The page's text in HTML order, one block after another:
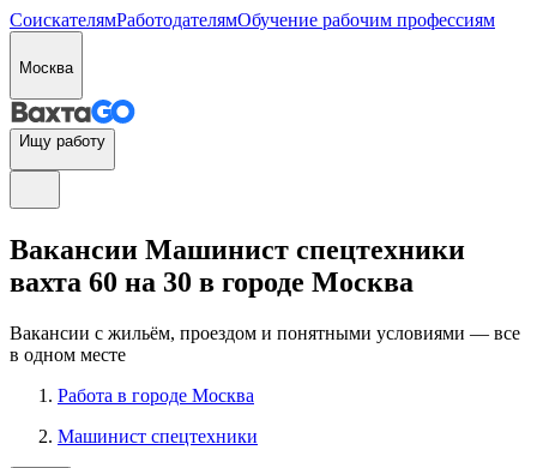
СоискателямРаботодателямОбучение рабочим профессиям
Москва
Ищу работу
Вакансии Машинист спецтехники
вахта 60 на 30 в городе Москва
Вакансии с жильём, проездом и понятными условиями — все
в одном месте
Работа в городе Москва
Машинист спецтехники